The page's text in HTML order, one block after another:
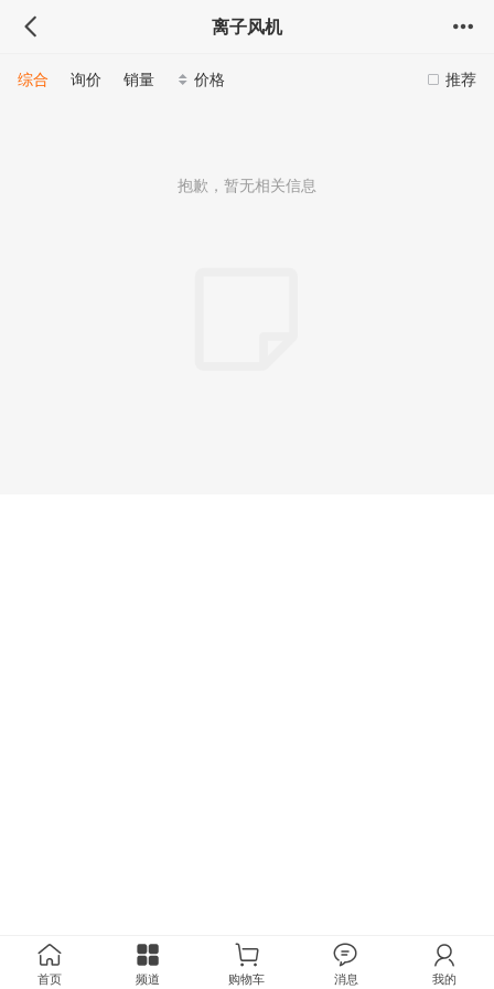
离子风机
推荐
综合 询价 销量 价格
抱歉，暂无相关信息
首页 频道 购物车 消息 我的